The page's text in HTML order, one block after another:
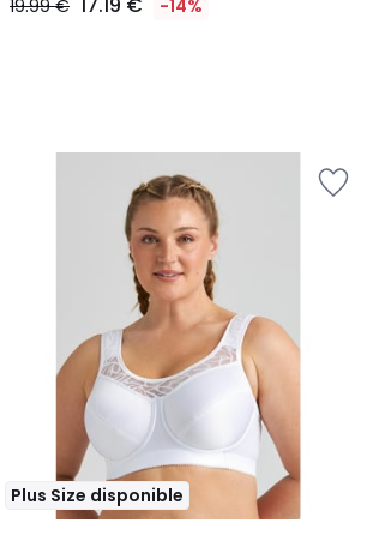
19.99 € -14%
Plus Size disponible